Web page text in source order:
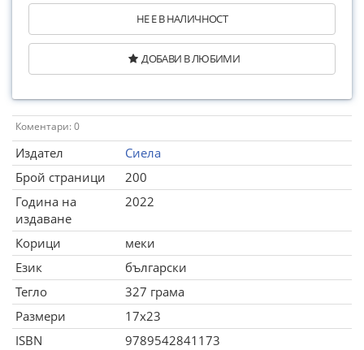
НЕ Е В НАЛИЧНОСТ
ДОБАВИ В ЛЮБИМИ
Коментари: 0
Издател
Сиела
Брой страници
200
Година на
издаване
2022
Корици
меки
Език
български
Тегло
327 грама
Размери
17x23
ISBN
9789542841173